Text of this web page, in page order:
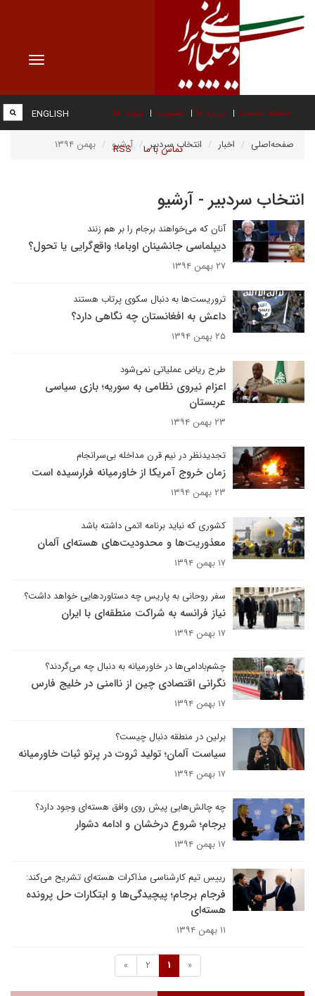
Toggle
صفحه نخست درباره ما عضویت پیوند ها
تماس با ما RSS
ENGLISH
صفحه‌اصلی اخبار انتخاب سردبیر آرشیو بهمن ۱۳۹۴
انتخاب سردبیر - آرشیو
آنان که می‌خواهند برجام را بر هم زنند
دیپلماسی جانشینان اوباما؛ واقع‌گرایی یا تحول؟
۲۷ بهمن ۱۳۹۴
تروریست‌ها به دنبال سکوی پرتاب هستند
داعش به افغانستان چه نگاهی دارد؟
۲۵ بهمن ۱۳۹۴
طرح ریاض عملیاتی نمی‌شود
اعزام نیروی نظامی به سوریه؛ بازی سیاسی
عربستان
۲۳ بهمن ۱۳۹۴
تجدیدنظر در نیم قرن مداخله بی‌سرانجام
زمان خروج آمریکا از خاورمیانه فرارسیده است
۲۳ بهمن ۱۳۹۴
کشوری که نباید برنامه اتمی داشته باشد
معذوریت‌ها و محدودیت‌های هسته‌ای آلمان
۱۷ بهمن ۱۳۹۴
سفر روحانی به پاریس چه دستاوردهایی خواهد داشت؟
نیاز فرانسه به شراکت منطقه‌ای با ایران
۱۷ بهمن ۱۳۹۴
چشم‌بادامی‌ها در خاورمیانه به دنبال چه می‌گردند؟
نگرانی اقتصادی چین از ناامنی در خلیج فارس
۱۷ بهمن ۱۳۹۴
برلین در منطقه دنبال چیست؟
سیاست آلمان؛ تولید ثروت در پرتو ثبات خاورمیانه
۱۷ بهمن ۱۳۹۴
چه چالش‌هایی پیش روی وافق هسته‌ای وجود دارد؟
برجام؛ شروع درخشان و ادامه دشوار
۱۷ بهمن ۱۳۹۴
رییس تیم کارشناسی مذاکرات هسته‌ای تشریح می‌کند:
فرجام برجام؛ پیچیدگی‌ها و ابتکارات حل پرونده
هسته‌ای
۱۱ بهمن ۱۳۹۴
«
1
2
»